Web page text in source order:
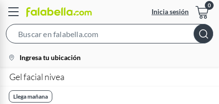
Inicia sesión
Bar
location-
icon
Ingresa tu ubicación
Gel facial nivea
Llega mañana